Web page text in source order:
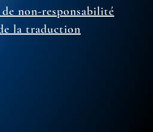
de non-responsabilité
la traduction